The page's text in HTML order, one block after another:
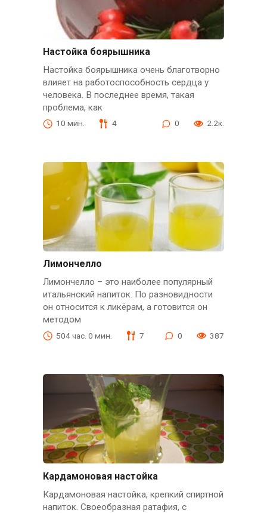
Настойка боярышника
Настойка боярышника очень благотворно
влияет на работоспособность сердца у
человека. В последнее время, такая
проблема, как
10 мин. 4 0 2.2к.
Лимончелло
Лимончелло – это наиболее популярный
итальянский напиток. По разновидности
он относится к ликёрам, а готовится он
методом
504 час. 0 мин. 7 0 387
Кардамоновая настойка
Кардамоновая настойка, крепкий спиртной
напиток. Своеобразная ратафия, с